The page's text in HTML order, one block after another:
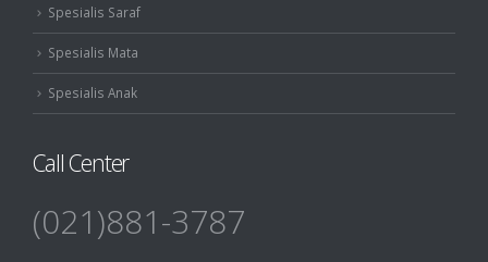
Spesialis Saraf
Spesialis Mata
Spesialis Anak
Call Center
(021)881-3787